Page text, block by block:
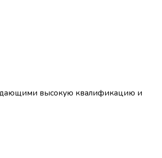
высокую квалификацию и